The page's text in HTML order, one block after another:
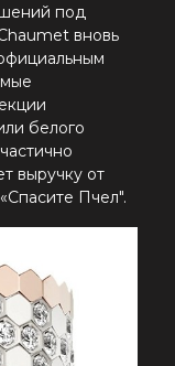
под
вновь
белого
выручку от
Пчел".